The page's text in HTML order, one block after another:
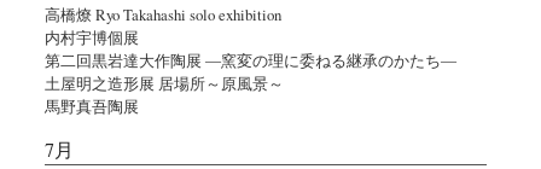
高橋燎 Ryo Takahashi solo exhibition
内村宇博個展
第二回黒岩達大作陶展 ―窯変の理に委ねる継承のかたち―
土屋明之造形展 居場所～原風景～
馬野真吾陶展
7月